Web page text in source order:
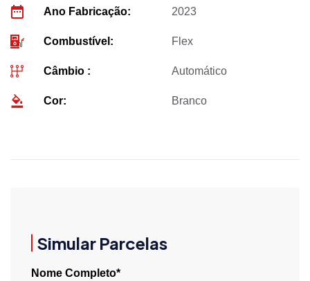
Ano Fabricação: 2023
Combustível: Flex
Câmbio : Automático
Cor: Branco
Simular Parcelas
Nome Completo*